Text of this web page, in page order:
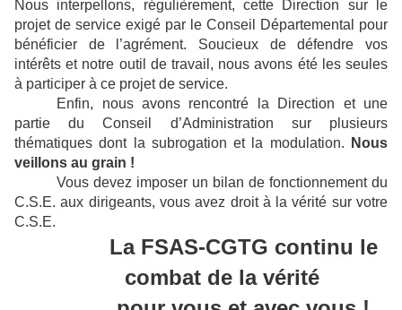
Nous interpellons, régulièrement, cette Direction sur le
projet de service exigé par le Conseil Départemental pour
bénéficier de l’agrément. Soucieux de défendre vos
intérêts et notre outil de travail, nous avons été les seules
à participer à ce projet de service.
Enfin, nous avons rencontré la Direction et une
partie du Conseil d’Administration sur plusieurs
thématiques dont la subrogation et la modulation.
Nous
veillons au grain !
Vous devez imposer un bilan de fonctionnement du
C.S.E. aux dirigeants, vous avez droit à la vérité sur votre
C.S.E.
La FSAS-CGTG continu le
combat de la vérité